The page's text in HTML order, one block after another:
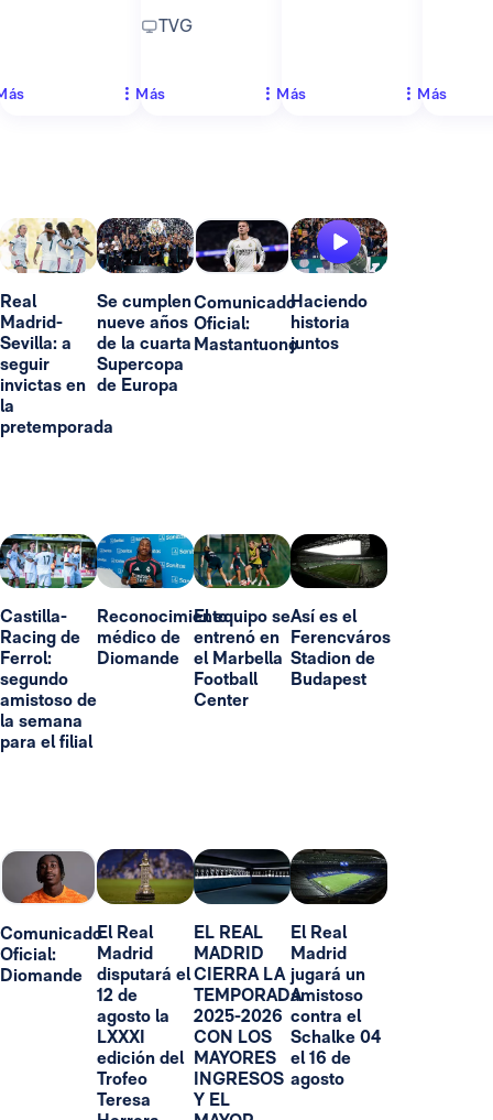
TVG
Más Más Más
Real
Madrid-
Sevilla: a
seguir
invictas en
la
pretemporada
Se cumplen
nueve años
de la cuarta
Supercopa
de Europa
Comunicado
Oficial:
Mastantuono
Haciendo
historia
juntos
Castilla-
Racing de
Ferrol:
segundo
amistoso de
la semana
para el filial
Reconocimiento
médico de
Diomande
El equipo se
entrenó en
el Marbella
Football
Center
Así es el
Ferencváros
Stadion de
Budapest
Comunicado
Oficial:
Diomande
El Real
Madrid
disputará el
12 de
agosto la
LXXXI
edición del
Trofeo
Teresa
EL REAL
MADRID
CIERRA LA
TEMPORADA
2025-2026
CON LOS
MAYORES
INGRESOS
Y EL
El Real
Madrid
jugará un
amistoso
contra el
Schalke 04
el 16 de
agosto